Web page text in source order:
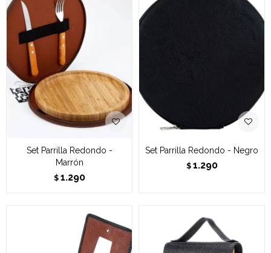
Set Parrilla Redondo -
Marrón
$ 1.290
Set Parrilla Redondo - Negro
$ 1.290